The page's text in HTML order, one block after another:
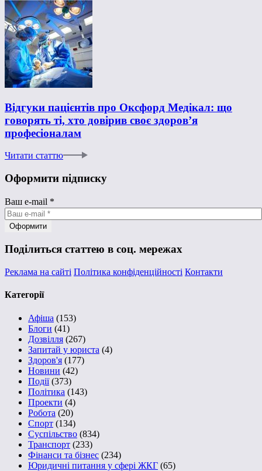
Відгуки пацієнтів про Оксфорд Медікал: що
говорять ті, хто довірив своє здоров’я
професіоналам
Читати статтю
Оформити підписку
Ваш e-mail *
Поділиться статтею в соц. мережах
Реклама на сайті Політика конфіденційності Контакти
Категорії
Афіша (153)
Блоги (41)
Дозвілля (267)
Запитай у юриста (4)
Здоров'я (177)
Новини (42)
Події(373)
Політика (143)
Проекти (4)
Робота (20)
Спорт (134)
Суспільство (834)
Транспорт (233)
Фінанси та бізнес (234)
Юридичні питання у сфері ЖКГ (65)